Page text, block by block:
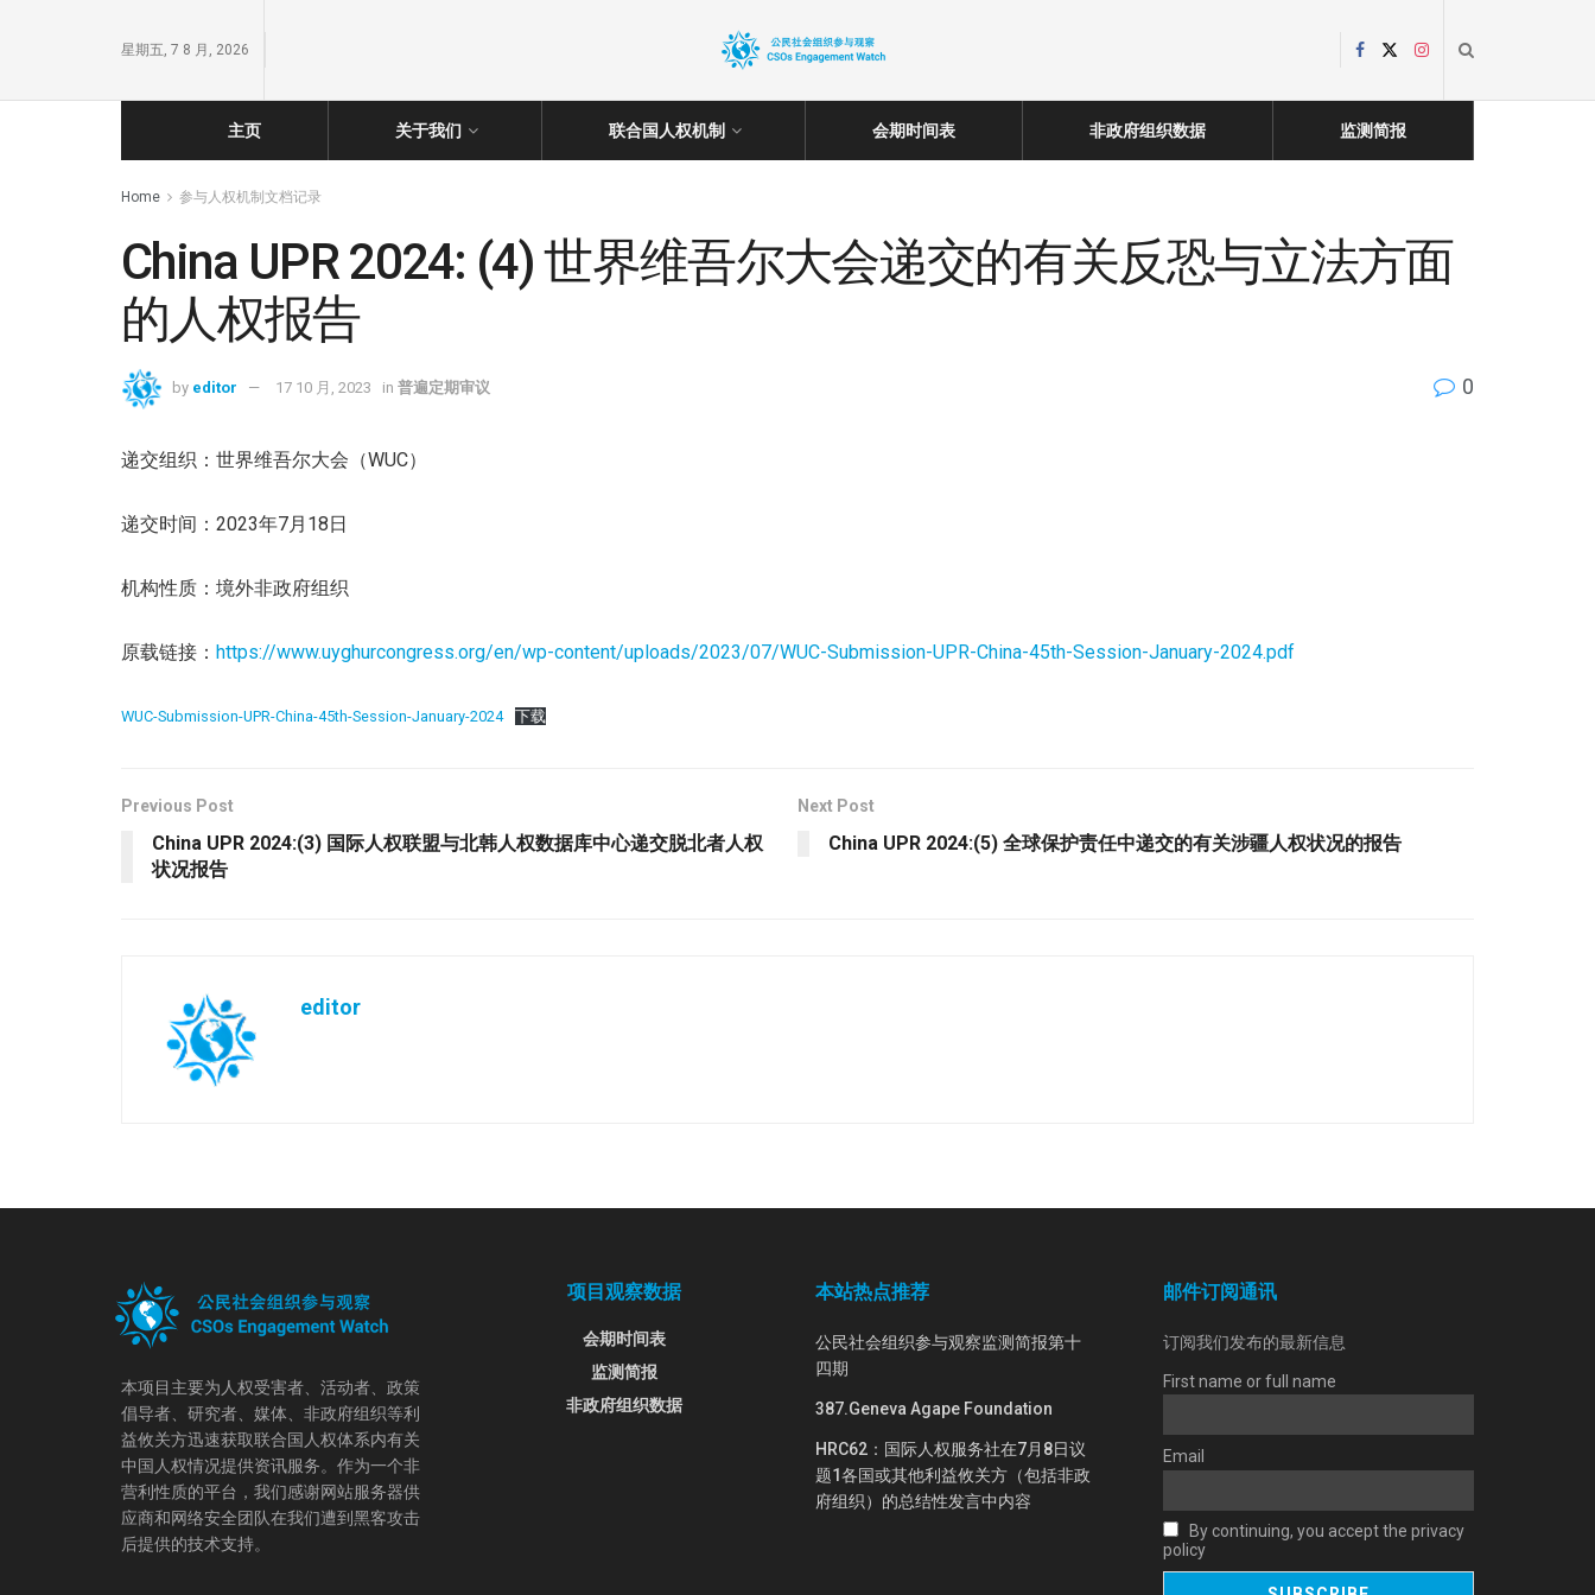
星期五, 7 8 月, 2026
主页 关于我们 联合国人权机制 会期时间表 非政府组织数据 监测简报
Home 参与人权机制文档记录
China UPR 2024: (4) 世界维吾尔大会递交的有关反恐与立法方面
的人权报告
by editor 17 10 月, 2023 in 普遍定期审议 0
递交组织：世界维吾尔大会（WUC）
递交时间：2023年7月18日
机构性质：境外非政府组织
原载链接： https://www.uyghurcongress.org/en/wp-content/uploads/2023/07/WUC-Submission-UPR-China-45th-Session-January-2024.pdf
WUC-Submission-UPR-China-45th-Session-January-2024 下载
Previous Post
China UPR 2024:(3) 国际人权联盟与北韩人权数据库中心递交脱北者人权
状况报告
Next Post
China UPR 2024:(5) 全球保护责任中递交的有关涉疆人权状况的报告
editor
本项目主要为人权受害者、活动者、政策
倡导者、研究者、媒体、非政府组织等利
益攸关方迅速获取联合国人权体系内有关
中国人权情况提供资讯服务。作为一个非
营利性质的平台，我们感谢网站服务器供
应商和网络安全团队在我们遭到黑客攻击
后提供的技术支持。
项目观察数据
会期时间表
监测简报
非政府组织数据
本站热点推荐
公民社会组织参与观察监测简报第十
四期
387.Geneva Agape Foundation
HRC62：国际人权服务社在7月8日议
题1各国或其他利益攸关方（包括非政
府组织）的总结性发言中内容
邮件订阅通讯
订阅我们发布的最新信息
First name or full name
Email
By continuing, you accept the privacy
policy